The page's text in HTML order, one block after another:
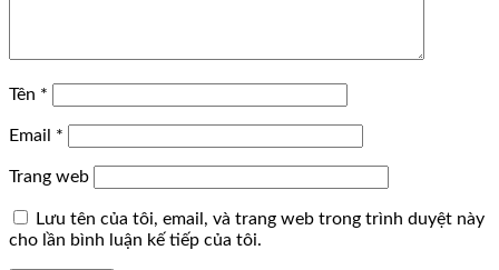
Tên *
Email *
Trang web
Lưu tên của tôi, email, và trang web trong trình duyệt này
cho lần bình luận kế tiếp của tôi.